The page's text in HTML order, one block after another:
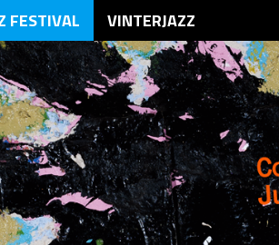
FESTIVAL VINTERJAZZ